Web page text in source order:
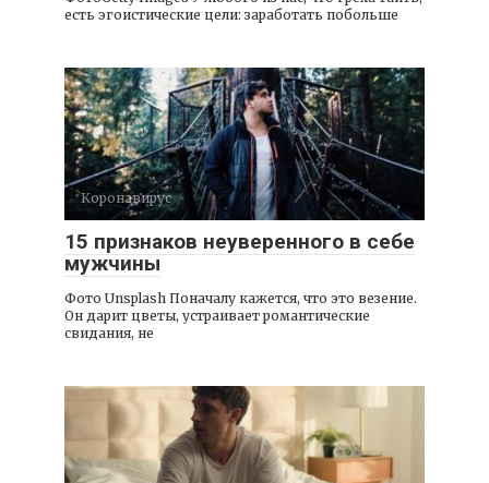
есть эгоистические цели: заработать побольше
Коронавирус
15 признаков неуверенного в себе
мужчины
Фото Unsplash Поначалу кажется, что это везение.
Он дарит цветы, устраивает романтические
свидания, не